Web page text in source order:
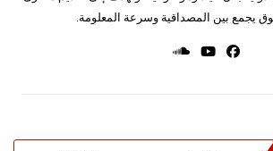
يجمع بين المصداقية وسرعة المعلومة.